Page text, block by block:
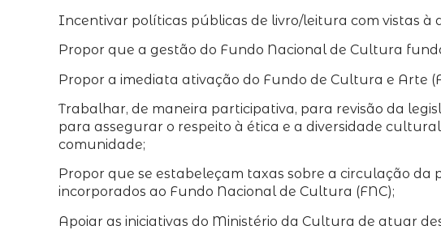
Incentivar políticas públicas de livro/leitura com vistas à
Propor que a gestão do Fundo Nacional de Cultura
Propor a imediata ativação do Fundo de Cultura e Arte
Trabalhar, de maneira participativa, para revisão da
para assegurar o respeito à ética e a diversidade
comunidade;
Propor que se estabeleçam taxas sobre a circulação da
incorporados ao Fundo Nacional de Cultura (FNC);
Apoiar as iniciativas do Ministério da Cultura de atuar